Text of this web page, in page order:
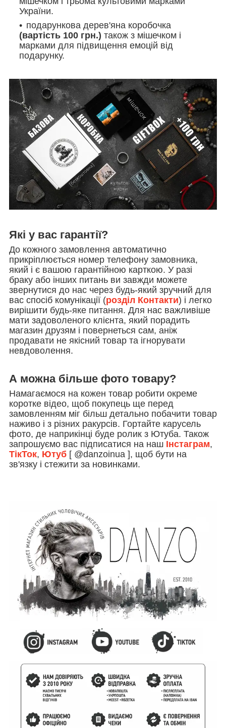
України.
подарункова дерев'яна коробочка
(вартість 100 грн.) також з мішечком і
марками для підвищення емоцій від
подарунку.
Які у вас гарантії?
До кожного замовлення автоматично
прикріплюється номер телефону замовника,
який і є вашою гарантійною карткою. У разі
браку або інших питань ви завжди можете
звернутися до нас через будь-який зручний для
вас спосіб комунікації (розділ Контакти) і легко
вирішити будь-яке питання. Для нас важливіше
мати задоволеного клієнта, який порадить
магазин друзям і повернеться сам, аніж
продавати не якісний товар та ігнорувати
невдоволення.
А можна більше фото товару?
Намагаємося на кожен товар робити окреме
коротке відео, щоб покупець ще перед
замовленням міг більш детально побачити товар
наживо і з різних ракурсів. Гортайте карусель
фото, де наприкінці буде ролик з Ютуба. Також
запрошуємо вас підписатися на наш Інстаграм,
ТікТок, Ютуб [ @danzoinua ], щоб бути на
зв'язку і стежити за новинками.